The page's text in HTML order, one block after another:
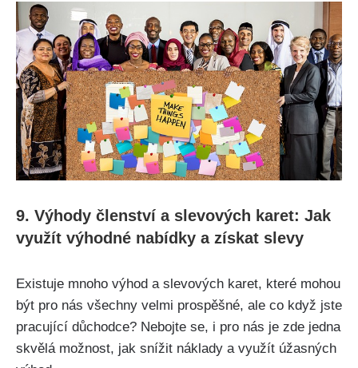
9. Výhody členství a slevových karet: Jak
využít výhodné nabídky a získat slevy
Existuje mnoho výhod a slevových karet, které mohou
být pro nás všechny velmi prospěšné, ale co když jste
pracující důchodce? Nebojte se, i pro nás je zde jedna
skvělá možnost, jak snížit náklady a využít úžasných